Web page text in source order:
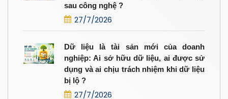
sau công nghệ ?
27/7/2026
Dữ liệu là tài sản mới của doanh
nghiệp: Ai sở hữu dữ liệu, ai được sử
dụng và ai chịu trách nhiệm khi dữ liệu
bị lộ ?
27/7/2026